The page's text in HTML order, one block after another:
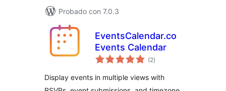
Probado con 7.0.3
EventsCalendar.co
Events Calendar
(2valoraciones
en
)
Display events in multiple views with